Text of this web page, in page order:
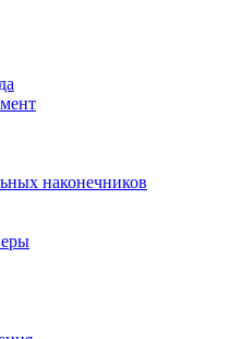
наконечников